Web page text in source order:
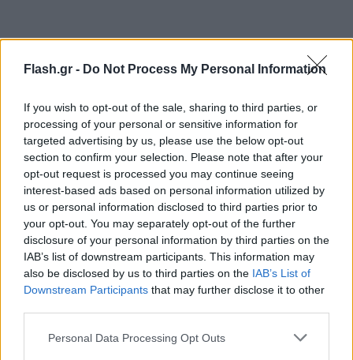
Flash.gr - Do Not Process My Personal Information
If you wish to opt-out of the sale, sharing to third parties, or
processing of your personal or sensitive information for
targeted advertising by us, please use the below opt-out
section to confirm your selection. Please note that after your
opt-out request is processed you may continue seeing
interest-based ads based on personal information utilized by
us or personal information disclosed to third parties prior to
your opt-out. You may separately opt-out of the further
disclosure of your personal information by third parties on the
IAB’s list of downstream participants. This information may
also be disclosed by us to third parties on the IAB’s List of
Downstream Participants that may further disclose it to other
Please note that this website/app uses one or more Google
Personal Data Processing Opt Outs
Οι επιμέρους δράσεις που πραγματοποιεί η ΙΚΕΑ
διαχρονικά, επισφραγίζουν τη δέσμευσή της να
βρίσκεται πάντα δίπλα στις κοινωνίες που
δραστηριοποιείται ενισχύοντας τους ανθρώπους
που βρίσκονται σε ανάγκη.